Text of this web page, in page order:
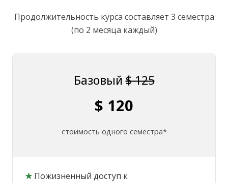
Продолжительность курса составляет 3 семестра
(по 2 месяца каждый)
Базовый $ 125
$ 120
стоимость одного семестра*
★ Пожизненный доступ к